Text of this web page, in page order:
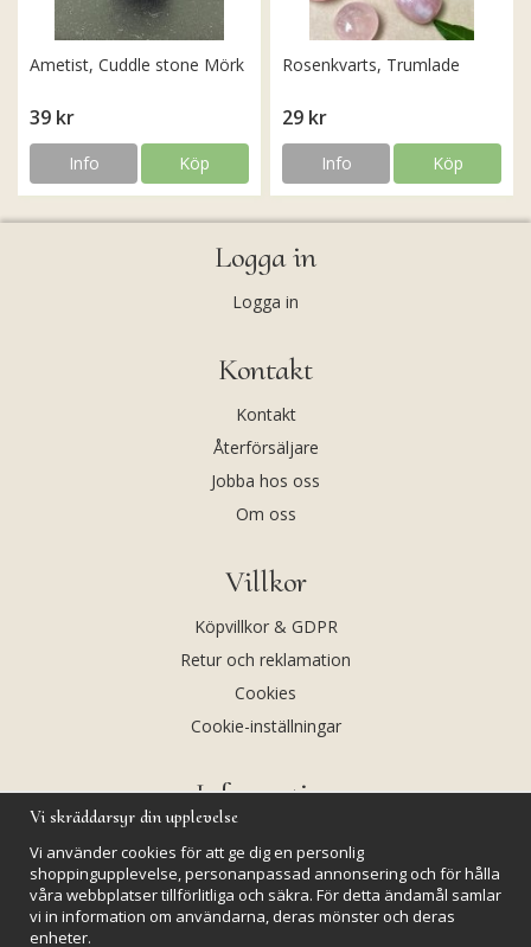
Ametist, Cuddle stone Mörk
39 kr
Info Köp
Rosenkvarts, Trumlade
29 kr
Info Köp
Logga in
Logga in
Kontakt
Kontakt
Återförsäljare
Jobba hos oss
Om oss
Villkor
Köpvillkor & GDPR
Retur och reklamation
Cookies
Cookie-inställningar
Information
Kalendarium
Nyheter
Vi skräddarsyr din upplevelse
Vi använder cookies för att ge dig en personlig
shoppingupplevelse, personanpassad annonsering och för hålla
våra webbplatser tillförlitliga och säkra. För detta ändamål samlar
vi in information om användarna, deras mönster och deras
enheter.